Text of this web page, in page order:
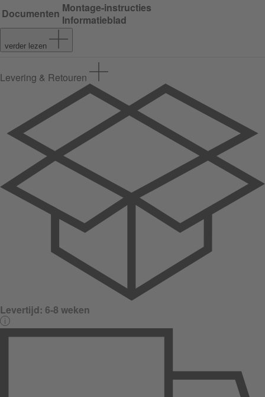
Documenten Montage-instructies
Informatieblad
verder lezen
Levering & Retouren
Levertijd: 6-8 weken